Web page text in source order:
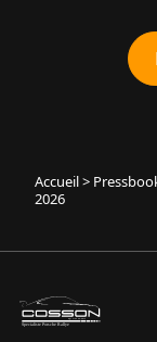
Accueil>
2026
sport event
Specialiste Porsche Rallye